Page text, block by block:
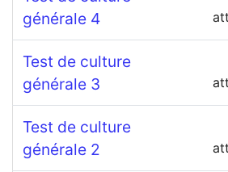
générale 4
Test de culture
générale 3
Test de culture
générale 2